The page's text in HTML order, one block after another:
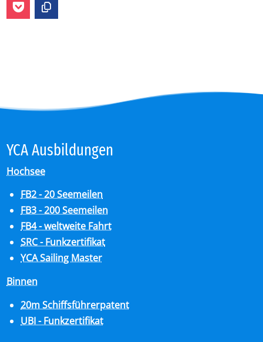
YCA Aus­bil­dun­gen
Hochsee
FB2 - 20 Seemeilen
FB3 - 200 Seemeilen
FB4 - weltweite Fahrt
SRC - Funkzertifikat
YCA Sailing Master
Binnen
20m Schiffsführerpatent
UBI - Funkzertifikat